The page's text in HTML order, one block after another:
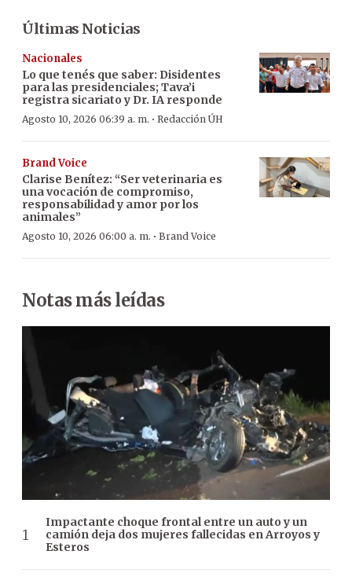
Últimas Noticias
Nacionales
Lo que tenés que saber: Disidentes
para las presidenciales; Tava’i
registra sicariato y Dr. IA responde
Agosto 10, 2026 06:39 a. m. · Redacción ÚH
Brand Voice
Clarise Benítez: “Ser veterinaria es
una vocación de compromiso,
responsabilidad y amor por los
animales”
Agosto 10, 2026 06:00 a. m. · Brand Voice
Notas más leídas
Impactante choque frontal entre un auto y un
camión deja dos mujeres fallecidas en Arroyos y
Esteros